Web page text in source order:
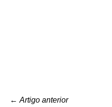
← Artigo anterior